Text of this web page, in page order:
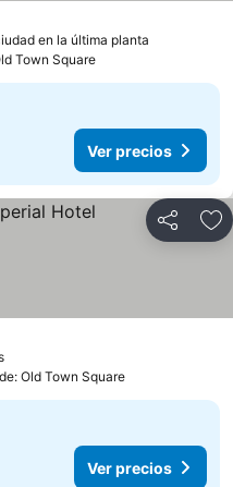
en la última planta
Town Square
Ver precios
Compartir
Old Town Square
Ver precios